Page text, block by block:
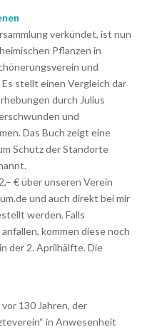
verkündet, ist nun
Pflanzen in
und
stellt einen Vergleich dar
durch Julius
und
Das Buch zeigt eine
Schutz der Standorte
€ über unseren Verein
und auch direkt bei mir
werden. Falls
kommen diese noch
der 2. Aprilhälfte. Die
130 Jahren, der
in Anwesenheit